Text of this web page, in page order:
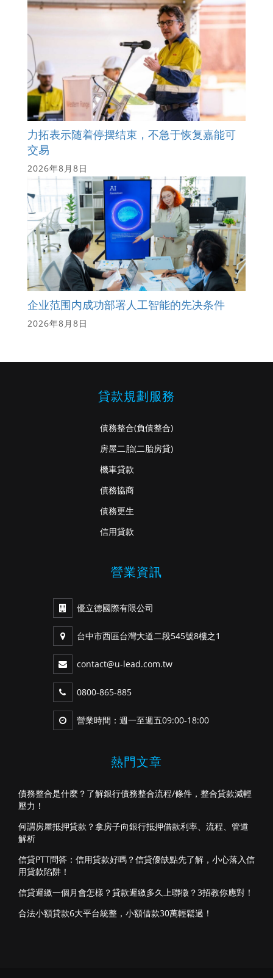
力拓表示随着停摆结束，不急于恢复嘉能可
交易
2026年8月8日
企业范围内成功部署人工智能的先决条件
2026年8月8日
貸款規劃服務
債務整合(負債整合)
房屋二胎(二胎房貸)
機車貸款
債務協商
債務更生
信用貸款
營業資訊
優立德國際有限公司
台中市西區台灣大道二段545號8樓之1
contact@u-lead.com.tw
0800-865-885
營業時間：週一至週五09:00-18:00
熱門文章
債務整合是什麼？了解銀行債務整合流程/條件，整合貸款減輕
壓力！
何謂房屋抵押貸款？拿房子向銀行抵押借款利率、流程、管道
解析
信貸PTT問答：信用貸款好嗎？信貸優缺點先了解，小心落入信
用貸款陷阱！
信貸遲繳一個月會怎樣？貸款遲繳多久上聯徵？3招教你應對！
合法小額貸款6大平台統整，小額借款30萬輕鬆過！